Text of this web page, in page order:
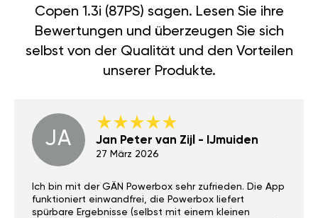
Copen 1.3i (87PS) sagen. Lesen Sie ihre
Bewertungen und überzeugen Sie sich
selbst von der Qualität und den Vorteilen
unserer Produkte.
JA Jan Peter van Zijl - IJmuiden
27 März 2026
Ich bin mit der GÄN Powerbox sehr zufrieden. Die App
funktioniert einwandfrei, die Powerbox liefert
spürbare Ergebnisse (selbst mit einem kleinen